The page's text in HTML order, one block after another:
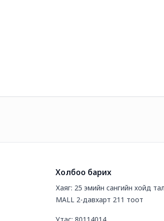
Холбоо барих
Хаяг: 25 эмийн сангийн хойд
MALL 2-давхарт 211 тоот